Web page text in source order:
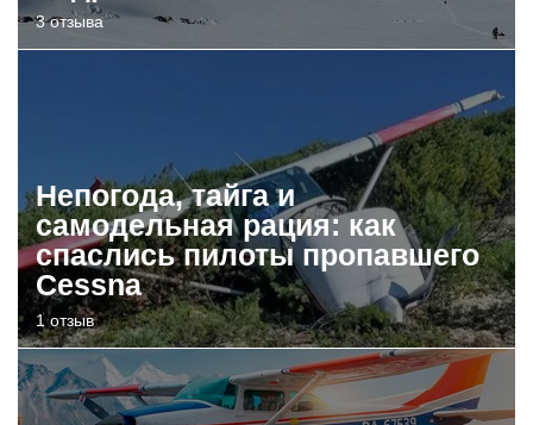
3 отзыва
Непогода, тайга и
самодельная рация: как
спаслись пилоты пропавшего
Cessna
1 отзыв